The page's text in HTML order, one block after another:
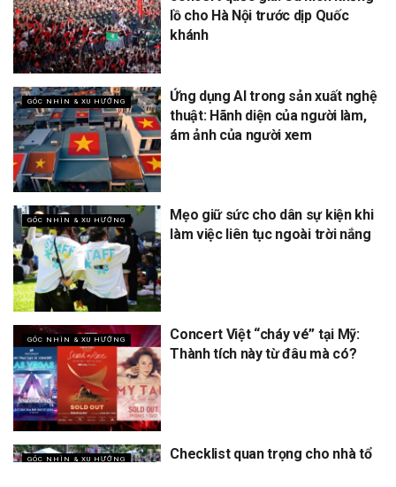
lồ cho Hà Nội trước dịp Quốc
khánh
GÓC NHÌN & XU HƯỚNG
Ứng dụng AI trong sản xuất nghệ
thuật: Hãnh diện của người làm,
ám ảnh của người xem
GÓC NHÌN & XU HƯỚNG
Mẹo giữ sức cho dân sự kiện khi
làm việc liên tục ngoài trời nắng
GÓC NHÌN & XU HƯỚNG
Concert Việt “cháy vé” tại Mỹ:
Thành tích này từ đâu mà có?
GÓC NHÌN & XU HƯỚNG
Checklist quan trọng cho nhà tổ